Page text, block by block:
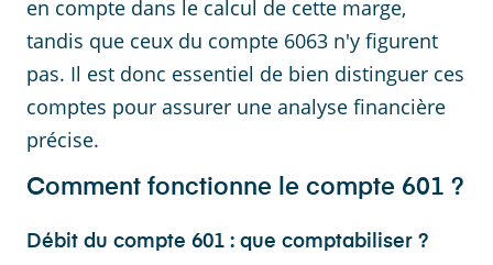
en compte dans le calcul de cette marge,
tandis que ceux du compte 6063 n'y figurent
pas. Il est donc essentiel de bien distinguer ces
comptes pour assurer une analyse financière
précise.
Comment fonctionne le compte 601 ?
Débit du compte 601 : que comptabiliser ?